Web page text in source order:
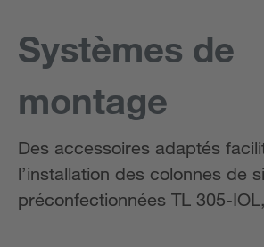
Systèmes de
montage
Des accessoires adaptés
l’installation des colonnes de
préconfectionnées TL 305-